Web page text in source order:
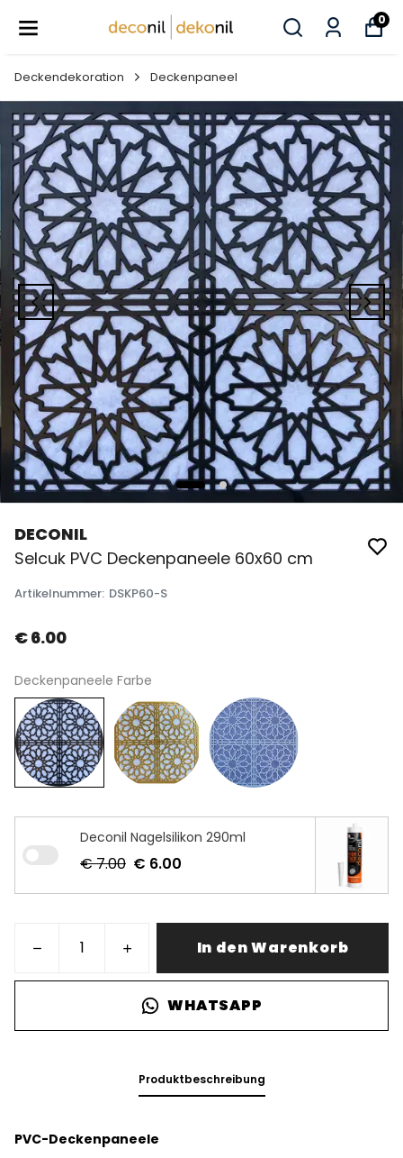
0
Deckendekoration Deckenpaneel
DECONIL
Selcuk PVC Deckenpaneele 60x60 cm
Artikelnummer: DSKP60-S
€ 6.00
Deckenpaneele Farbe
Deconil Nagelsilikon 290ml
€ 7.00 € 6.00
In den Warenkorb
WHATSAPP
Produktbeschreibung
PVC-Deckenpaneele